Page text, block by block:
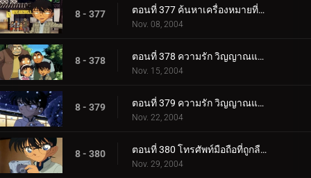
8 - 377 ตอนที่ 377 ค้นหาเครื่องหมายที่ติดอยู่ที่ก้น (ตอนจบ)
Nov. 08, 2004
8 - 378 ตอนที่ 378 ความรัก วิญญาณและมรดกโลก (ตอนแรก)
Nov. 15, 2004
8 - 379 ตอนที่ 379 ความรัก วิญญาณและมรดกโลก (ตอนจบ)
Nov. 22, 2004
8 - 380 ตอนที่ 380 โทรศัพท์มือถือที่ถูกลืมไว้ (ตอนแรก)
Nov. 29, 2004